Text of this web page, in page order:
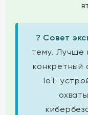
? Совет
тему. Лучше
конкретный
IoT-